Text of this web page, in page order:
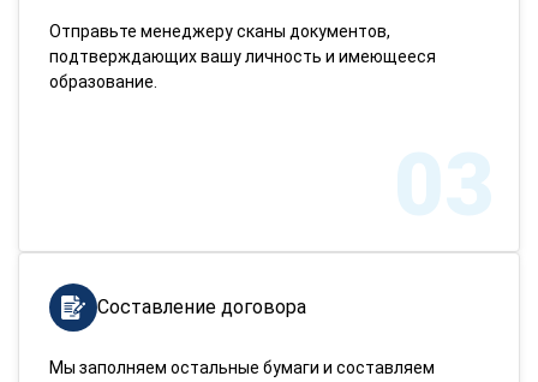
Отправьте менеджеру сканы документов,
подтверждающих вашу личность и имеющееся
образование.
03
Составление договора
Мы заполняем остальные бумаги и составляем